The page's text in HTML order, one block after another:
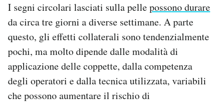
I segni circolari lasciati sulla pellepossono durare
da circa tre giorni a diverse settimane. A parte
questo, gli effetti collaterali sono tendenzialmente
pochi, ma molto dipende dalle modalità di
applicazione delle coppette, dalla competenza
degli operatori e dalla tecnica utilizzata, variabili
che possono aumentare il rischio di